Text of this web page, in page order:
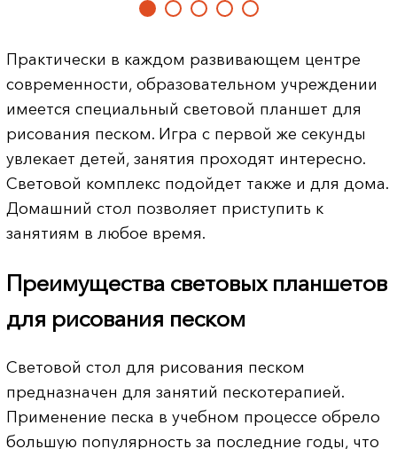
Практически в каждом развивающем центре
современности, образовательном учреждении
имеется специальный световой планшет для
рисования песком. Игра с первой же секунды
увлекает детей, занятия проходят интересно.
Световой комплекс подойдет также и для дома.
Домашний стол позволяет приступить к
занятиям в любое время.
Преимущества световых планшетов
для рисования песком
Световой стол для рисования песком
предназначен для занятий пескотерапией.
Применение песка в учебном процессе обрело
большую популярность за последние годы, что